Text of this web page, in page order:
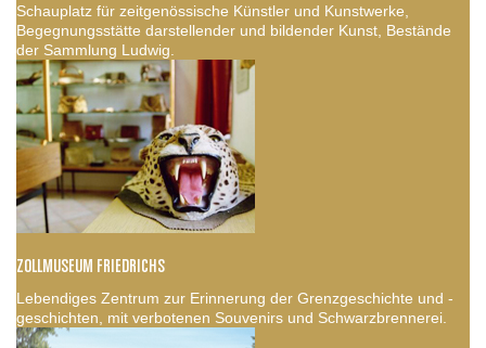
Schauplatz für zeitgenössische Künstler und Kunstwerke,
Begegnungsstätte darstellender und bildender Kunst, Bestände
der Sammlung Ludwig.
ZOLLMUSEUM FRIEDRICHS
Lebendiges Zentrum zur Erinnerung der Grenzgeschichte und -
geschichten, mit verbotenen Souvenirs und Schwarzbrennerei.